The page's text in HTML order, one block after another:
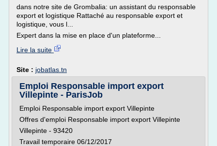
dans notre site de Grombalia: un assistant du responsable
export et logistique Rattaché au responsable export et
logistique, vous l...
Expert dans la mise en place d'un plateforme...
Lire la suite
Site : jobatlas.tn
Emploi Responsable import export
Villepinte - ParisJob
Emploi Responsable import export Villepinte
Offres d'emploi Responsable import export Villepinte
Villepinte - 93420
Travail temporaire 06/12/2017